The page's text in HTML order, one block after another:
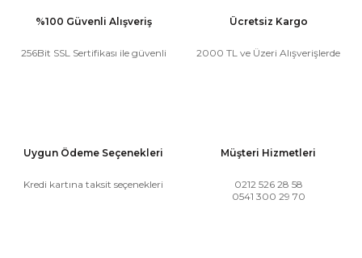
%100 Güvenli Alışveriş
256Bit SSL Sertifikası ile güvenli
Ücretsiz Kargo
2000 TL ve Üzeri Alışverişlerde
Uygun Ödeme Seçenekleri
Kredi kartına taksit seçenekleri
Müşteri Hizmetleri
0212 526 28 58
0541 300 29 70